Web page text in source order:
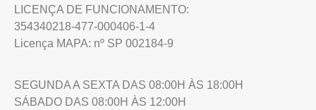
LICENÇA DE FUNCIONAMENTO:
354340218-477-000406-1-4
Licença MAPA: nº SP 002184-9
SEGUNDA A SEXTA DAS 08:00H ÀS 18:00H
SÁBADO DAS 08:00H ÀS 12:00H